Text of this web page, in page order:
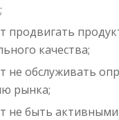
продвигать
качества;
не обслуживать
рынка;
не быть